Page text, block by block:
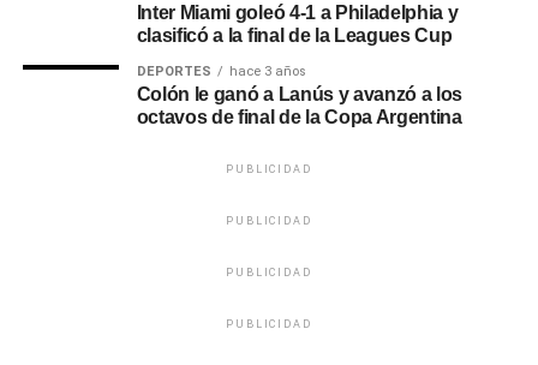
la estadística marca que fue empate, aquella jornada fue
definición por penales.(P12)
Inter Miami goleó 4-1 a Philadelphia y
clasificó a la final de la Leagues Cup
DEPORTES hace 3 años
Colón le ganó a Lanús y avanzó a los
octavos de final de la Copa Argentina
PUBLICIDAD
PUBLICIDAD
PUBLICIDAD
PUBLICIDAD